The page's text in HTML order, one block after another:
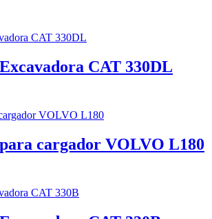
CAT 330DL
cargador VOLVO L180